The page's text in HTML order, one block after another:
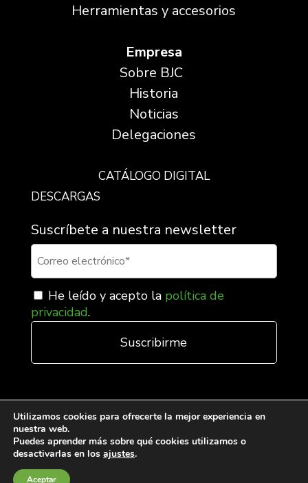
Herramientas y accesorios
Empresa
Sobre BJC
Historia
Noticias
Delegaciones
CATÁLOGO DIGITAL
DESCARGAS
Suscríbete a nuestra newsletter
He leído y acepto la política de
privacidad.
Utilizamos cookies para ofrecerte la mejor experiencia en
nuestra web.
Puedes aprender más sobre qué cookies utilizamos o
desactivarlas en los ajustes.
Aceptar